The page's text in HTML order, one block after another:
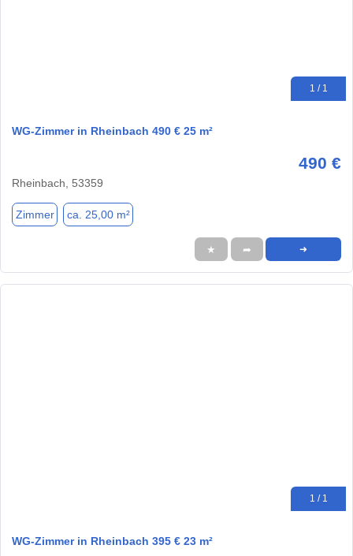
1 / 1
WG-Zimmer in Rheinbach 490 € 25 m²
490 €
Rheinbach, 53359
Zimmer ca. 25,00 m²
★ ➦ ➜
1 / 1
WG-Zimmer in Rheinbach 395 € 23 m²